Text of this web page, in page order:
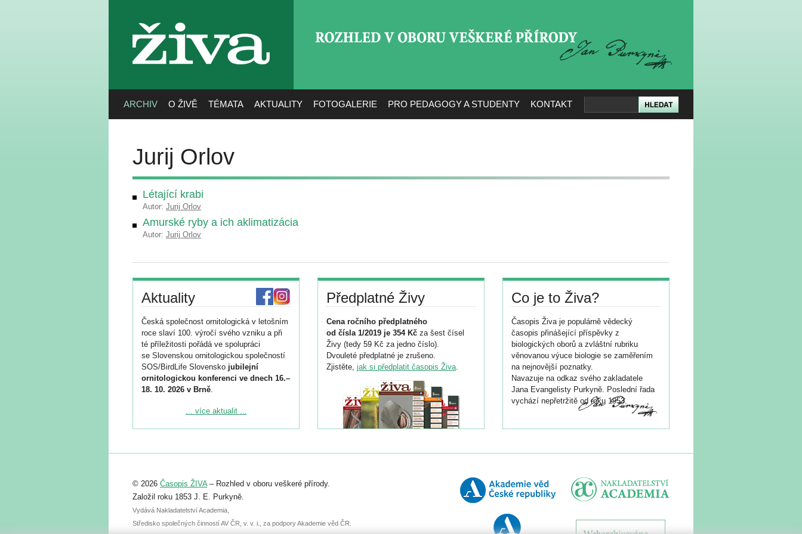
živa
ARCHIV O ŽIVĚ TÉMATA AKTUALITY FOTOGALERIE PRO PEDAGOGY A STUDENTY KONTAKT
Jurij Orlov
Létající krabi
Autor: Jurij Orlov
Amurské ryby a ich aklimatizácia
Autor: Jurij Orlov
Aktuality
Česká společnost ornitologická v letošním
roce slaví 100. výročí svého vzniku a při
té příležitosti pořádá ve spolupráci
se Slovenskou ornitologickou společností
SOS/BirdLife Slovensko jubilejní
ornitologickou konferenci ve dnech 16.–
18. 10. 2026 v Brně.
Podrobnější informace ke konferenci
Registrovat se můžete do 6. září.
abstraktu přihlášené přednášky nebo
posteru je už 30. června.
... více aktualit ...
Předplatné Živy
Cena ročního předplatného
od čísla 1/2019 je 354 Kč za šest čísel
Živy (tedy 59 Kč za jedno číslo).
Dvouleté předplatné je zrušeno.
Zjistěte, jak si předplatit časopis Živa.
Co je to Živa?
Časopis Živa je populárně vědecký
časopis přinášející příspěvky z
biologických oborů a zvláštní rubriku
věnovanou výuce biologie se zaměřením
na nejnovější poznatky.
Navazuje na odkaz svého zakladatele
Jana Evangelisty Purkyně. Poslední řada
vychází nepřetržitě od roku 1953.
© 2026 Časopis ŽIVA– Rozhled v oboru veškeré přírody.
Založil roku 1853 J. E. Purkyně.
Vydává Nakladatelství Academia,
Středisko společných činností AV ČR, v. v. i., za podpory Akademie věd ČR.